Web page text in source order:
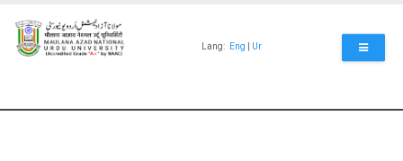
main
content
Lang: Eng Ur